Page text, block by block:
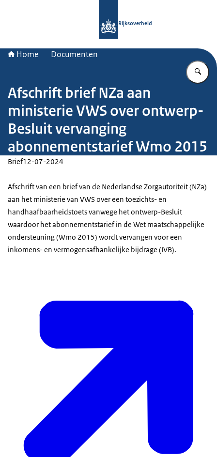
Rijksoverheid
Home Documenten
Afschrift brief NZa aan
ministerie VWS over ontwerp-
Besluit vervanging
abonnementstarief Wmo 2015
Brief12-07-2024
Afschrift van een brief van de Nederlandse Zorgautoriteit (NZa)
aan het ministerie van VWS over een toezichts- en
handhaafbaarheidstoets vanwege het ontwerp-Besluit
waardoor het abonnementstarief in de Wet maatschappelijke
ondersteuning (Wmo 2015) wordt vervangen voor een
inkomens- en vermogensafhankelijke bijdrage (IVB).